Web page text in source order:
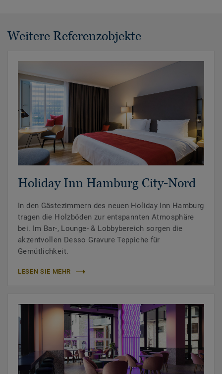
Weitere Referenzobjekte
Holiday Inn Hamburg City-Nord
In den Gästezimmern des neuen Holiday Inn Hamburg
tragen die Holzböden zur entspannten Atmosphäre
bei. Im Bar-, Lounge- & Lobbybereich sorgen die
akzentvollen Desso Gravure Teppiche für
Gemütlichkeit.
LESEN SIE MEHR